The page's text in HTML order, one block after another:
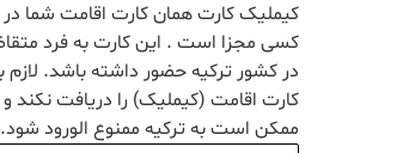
در کشور ترکیه حضور داشته باشد.
کارت اقامت (کیملیک) را دریافت نکند
ممکن است به ترکیه ممنوع الورود شود.